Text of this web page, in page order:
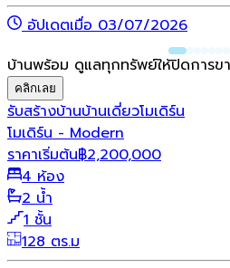
อัปเดตเมื่อ 03/07/2026
บ้านพร้อม ดูแลทุกทรัพย์ให้ปิดการข
คลิกเลย
รับสร้างบ้านบ้านเดี่ยวโมเดิร์น
โมเดิร์น - Modern
ราคาเริ่มต้น฿2,200,000
4 ห้อง
2 น้ำ
1 ชั้น
128 ตร.ม